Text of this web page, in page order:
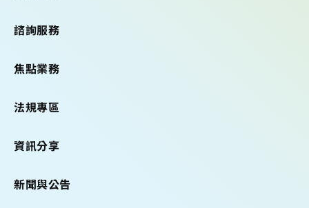
諮詢服務
焦點業務
法規專區
資訊分享
新聞與公告